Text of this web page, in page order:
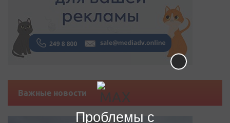
Важные новости
Проблемы с